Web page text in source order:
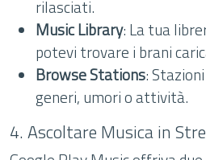
rilasciati.
Music Library: La tua
potevi trovare i brani
Browse Stations:
generi, umori o attività.
4. Ascoltare Musica in